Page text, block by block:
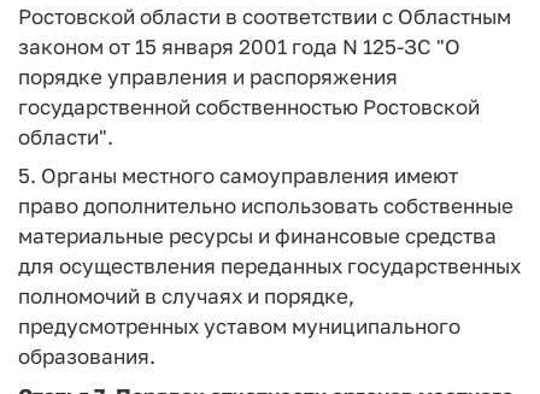
Ростовской области в соответствии с Областным
законом от 15 января 2001 года N 125-ЗС "О
порядке управления и распоряжения
государственной собственностью Ростовской
области".
5. Органы местного самоуправления имеют
право дополнительно использовать собственные
материальные ресурсы и финансовые средства
для осуществления переданных государственных
полномочий в случаях и порядке,
предусмотренных уставом муниципального
образования.